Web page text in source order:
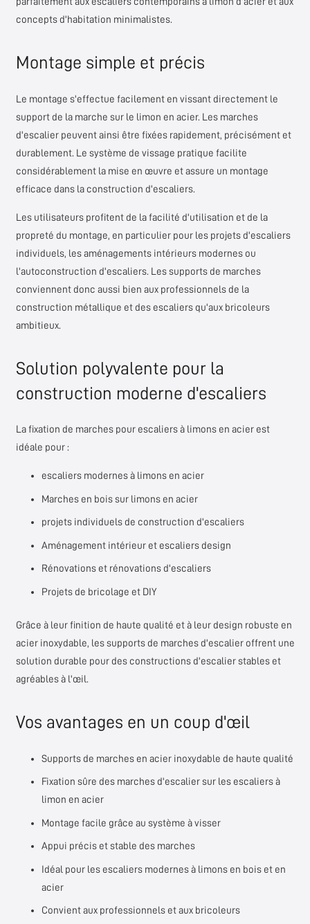
concepts d'habitation minimalistes.
Montage simple et précis
Le montage s'effectue facilement en vissant directement le
support de la marche sur le limon en acier. Les marches
d'escalier peuvent ainsi être fixées rapidement, précisément et
durablement. Le système de vissage pratique facilite
considérablement la mise en œuvre et assure un montage
efficace dans la construction d'escaliers.
Les utilisateurs profitent de la facilité d'utilisation et de la
propreté du montage, en particulier pour les projets d'escaliers
individuels, les aménagements intérieurs modernes ou
l'autoconstruction d'escaliers. Les supports de marches
conviennent donc aussi bien aux professionnels de la
construction métallique et des escaliers qu'aux bricoleurs
ambitieux.
Solution polyvalente pour la
construction moderne d'escaliers
La fixation de marches pour escaliers à limons en acier est
idéale pour :
escaliers modernes à limons en acier
Marches en bois sur limons en acier
projets individuels de construction d'escaliers
Aménagement intérieur et escaliers design
Rénovations et rénovations d'escaliers
Projets de bricolage et DIY
Grâce à leur finition de haute qualité et à leur design robuste en
acier inoxydable, les supports de marches d'escalier offrent une
solution durable pour des constructions d'escalier stables et
agréables à l'œil.
Vos avantages en un coup d'œil
Supports de marches en acier inoxydable de haute qualité
Fixation sûre des marches d'escalier sur les escaliers à
limon en acier
Montage facile grâce au système à visser
Appui précis et stable des marches
Idéal pour les escaliers modernes à limons en bois et en
acier
Convient aux professionnels et aux bricoleurs